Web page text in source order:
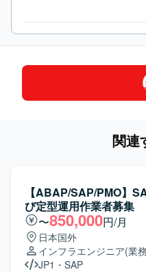
関連
【ABAP/SAP/PMO】
び定型運用作業者募集
〜850,000円/月
日本国外
インフラエンジニア(業
JP1 ・ SAP